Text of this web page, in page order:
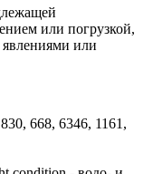
или погрузкой,
или
668, 6346, 1161,